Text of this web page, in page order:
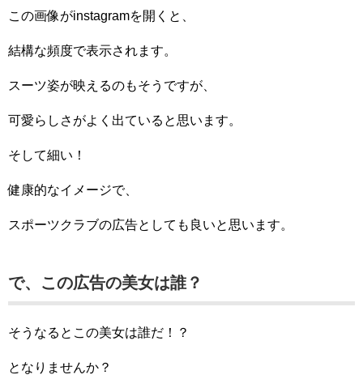
この画像がinstagramを開くと、
結構な頻度で表示されます。
スーツ姿が映えるのもそうですが、
可愛らしさがよく出ていると思います。
そして細い！
健康的なイメージで、
スポーツクラブの広告としても良いと思います。
で、この広告の美女は誰？
そうなるとこの美女は誰だ！？
となりませんか？